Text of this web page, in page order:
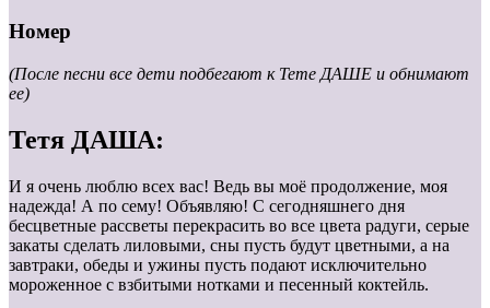
Номер
(После песни все дети подбегают к Тете ДАШЕ и обнимают
ее)
Тетя ДАША:
И я очень люблю всех вас! Ведь вы моё продолжение, моя
надежда! А по сему! Объявляю! С сегодняшнего дня
бесцветные рассветы перекрасить во все цвета радуги, серые
закаты сделать лиловыми, сны пусть будут цветными, а на
завтраки, обеды и ужины пусть подают исключительно
мороженное с взбитыми нотками и песенный коктейль.